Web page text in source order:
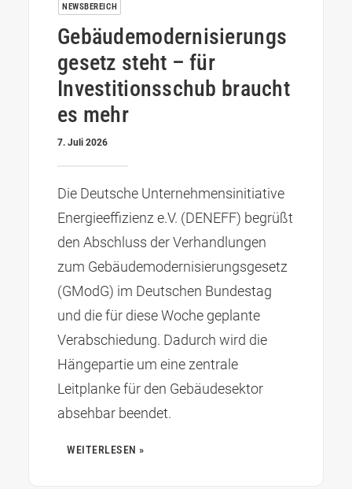
NEWSBEREICH
Gebäudemodernisierungs
gesetz steht – für
Investitionsschub braucht
es mehr
7. Juli 2026
Die Deutsche Unternehmensinitiative
Energieeffizienz e.V. (DENEFF) begrüßt
den Abschluss der Verhandlungen
zum Gebäudemodernisierungsgesetz
(GModG) im Deutschen Bundestag
und die für diese Woche geplante
Verabschiedung. Dadurch wird die
Hängepartie um eine zentrale
Leitplanke für den Gebäudesektor
absehbar beendet.
WEITERLESEN »